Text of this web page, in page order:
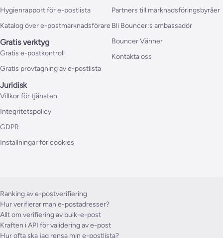
Hygienrapport för e-postlista
Katalog över e-postmarknadsförare
Gratis verktyg
Gratis e-postkontroll
Gratis provtagning av e-postlista
Partners till marknadsföringsbyråer
Bli Bouncer:s ambassadör
Bouncer Vänner
Kontakta oss
Juridisk
Villkor för tjänsten
Integritetspolicy
GDPR
Inställningar för cookies
Ranking av e-postverifiering
Hur verifierar man e-postadresser?
Allt om verifiering av bulk-e-post
Kraften i API för validering av e-post
Hur ofta ska jag rensa min e-postlista?